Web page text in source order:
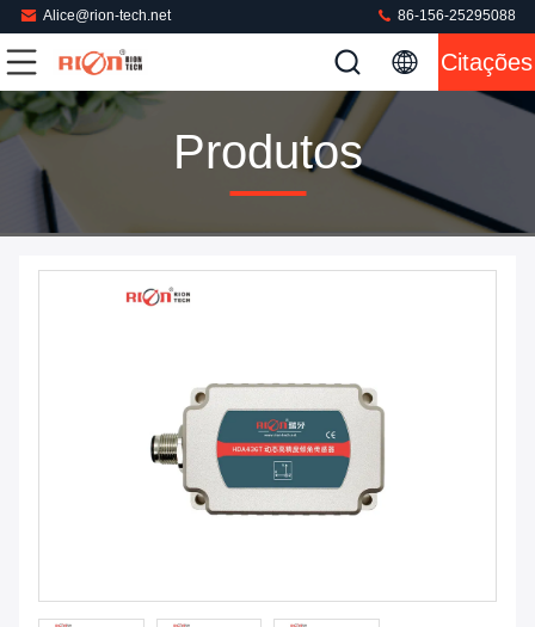
Alice@rion-tech.net 86-156-25295088
Citações
Produtos